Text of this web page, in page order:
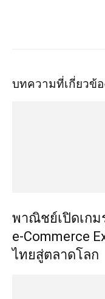
บทความที่เกี่ยวข้อ
พาณิชย์เปิดเกม
e-Commerce
ไทยสู่ตลาดโลก